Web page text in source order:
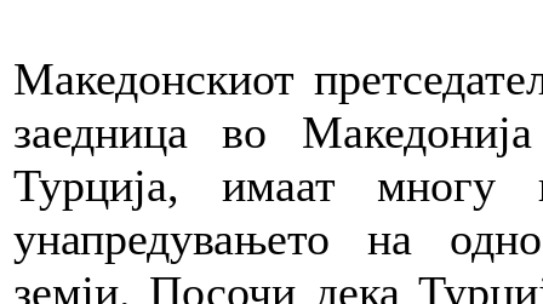
Македонскиот
заедница во
Турција, имаат многу
унапредувањето на
земји. Посочи дека